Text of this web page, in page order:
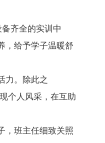
齐全的实训中
，给予学子温暖舒
力。除此之
个人风采，在互助
，班主任细致关照